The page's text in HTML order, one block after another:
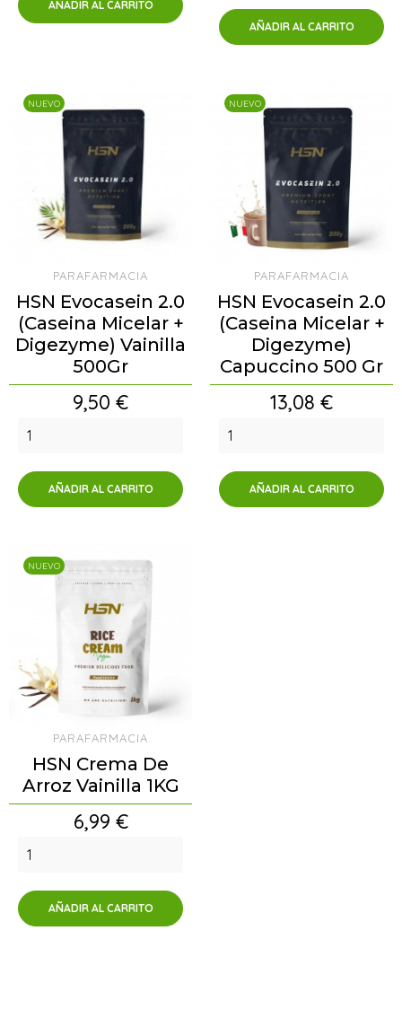
AÑADIR AL CARRITO
AÑADIR AL CARRITO
PARAFARMACIA
HSN Evocasein 2.0
(Caseina Micelar +
Digezyme) Vainilla
500Gr
Precio
9,50 €
AÑADIR AL CARRITO
NUEVO
PARAFARMACIA
HSN Evocasein 2.0
(Caseina Micelar +
Digezyme)
Capuccino 500 Gr
Precio
13,08 €
AÑADIR AL CARRITO
NUEVO
PARAFARMACIA
HSN Crema De
Arroz Vainilla 1KG
Precio
6,99 €
AÑADIR AL CARRITO
NUEVO